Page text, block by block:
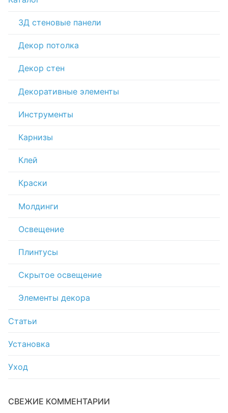
3Д стеновые панели
Декор потолка
Декор стен
Декоративные элементы
Инструменты
Карнизы
Клей
Краски
Молдинги
Освещение
Плинтусы
Скрытое освещение
Элементы декора
Статьи
Установка
Уход
СВЕЖИЕ КОММЕНТАРИИ